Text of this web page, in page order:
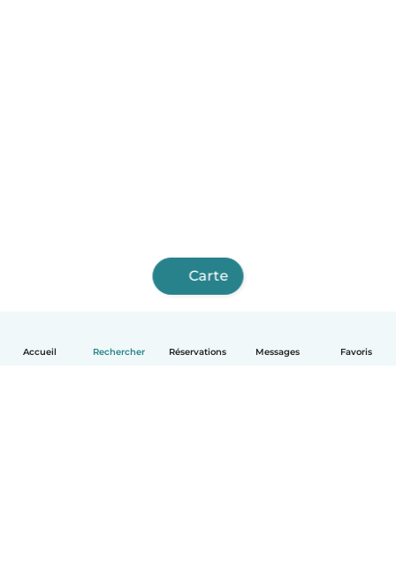
Accueil Rechercher Réservations Messages Favoris
Carte